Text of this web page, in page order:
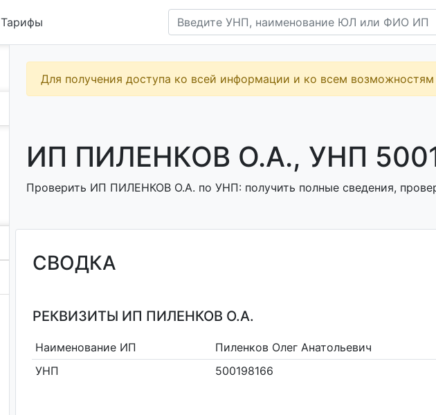
Тарифы
Для получения доступа ко всей информации и ко всем
ИП ПИЛЕНКОВ О.А., УНП
Проверить ИП ПИЛЕНКОВ О.А. по УНП: получить полные сведения,
СВОДКА
РЕКВИЗИТЫ ИП ПИЛЕНКОВ О.А.
Наименование ИП
Пиленков Олег Анатольевич
УНП
500198166